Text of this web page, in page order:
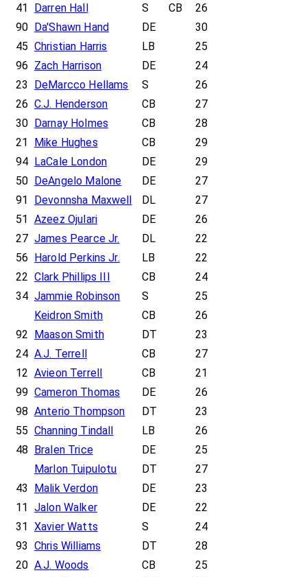
41 Darren Hall S CB
26
90
Da'Shawn Hand DE
30
45 Christian Harris LB
25
96 Zach Harrison DE
24
23
DeMarcco Hellams S
26
26 C.J. Henderson CB
27
30
Darnay Holmes CB
28
21
Mike Hughes CB
29
94
LaCale London DE
29
50
DeAngelo Malone DE
27
91
Devonnsha Maxwell DL
27
51
Azeez Ojulari DE
26
27 James Pearce Jr. DL
22
56
Harold Perkins Jr. LB
22
22 Clark Phillips III CB
24
34 Jammie Robinson S
25
Keidron Smith
CB
26
92
Maason Smith DT
23
24 A.J. Terrell CB
27
12 Avieon Terrell CB
21
99 Cameron Thomas DE
26
98 Anterio Thompson DT
23
55 Channing Tindall LB
26
48
Bralen Trice DE
25
Marlon Tuipulotu
DT
27
43
Malik Verdon DE
23
11
Jalon Walker DE
22
31
Xavier Watts S
24
93 Chris Williams DT
28
20 A.J. Woods CB
25